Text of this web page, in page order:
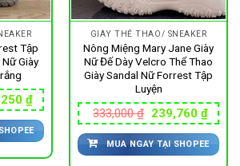
Tập
Giày
₫.
₫Giá
hiện
tại
là:
266,250 ₫.
GIÀY THỂ THAO/ SNEAKER
Nông Miệng Mary Jane Giày
Nữ Đế Dày Velcro Thể Thao
Giày Sandal Nữ Forrest Tập
Luyện
333,000₫ Giá
gốc
là:
333,000 ₫.
239,760 ₫Giá
hiện
tại
là:
MUA NGAY TẠI SHOPEE